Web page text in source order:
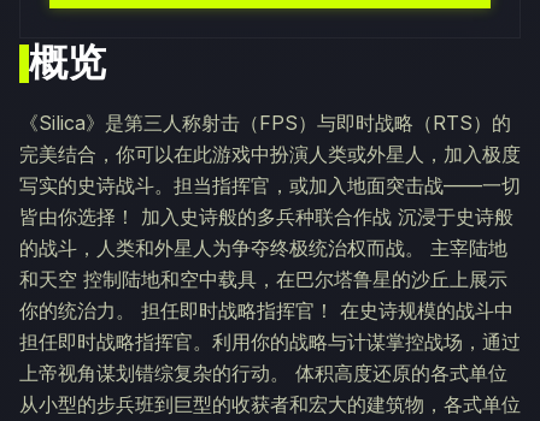
概览
《Silica》是第三人称射击（FPS）与即时战略（RTS）的
完美结合，你可以在此游戏中扮演人类或外星人，加入极度
写实的史诗战斗。担当指挥官，或加入地面突击战——一切
皆由你选择！ 加入史诗般的多兵种联合作战 沉浸于史诗般
的战斗，人类和外星人为争夺终极统治权而战。 主宰陆地
和天空 控制陆地和空中载具，在巴尔塔鲁星的沙丘上展示
你的统治力。 担任即时战略指挥官！ 在史诗规模的战斗中
担任即时战略指挥官。利用你的战略与计谋掌控战场，通过
上帝视角谋划错综复杂的行动。 体积高度还原的各式单位
从小型的步兵班到巨型的收获者和宏大的建筑物，各式单位